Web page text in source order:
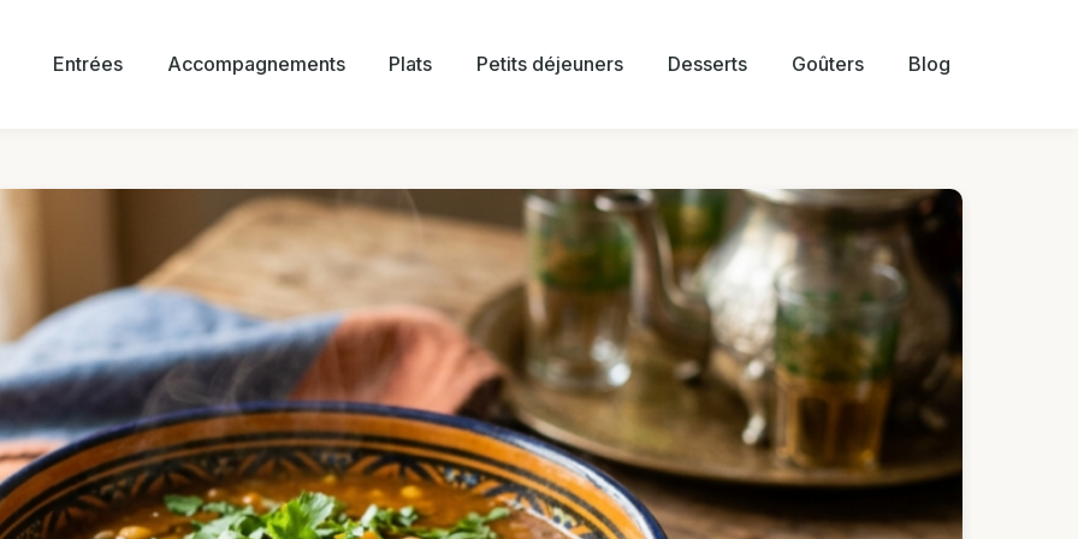
Entrées Accompagnements Plats Petits déjeuners Desserts Goûters Blog